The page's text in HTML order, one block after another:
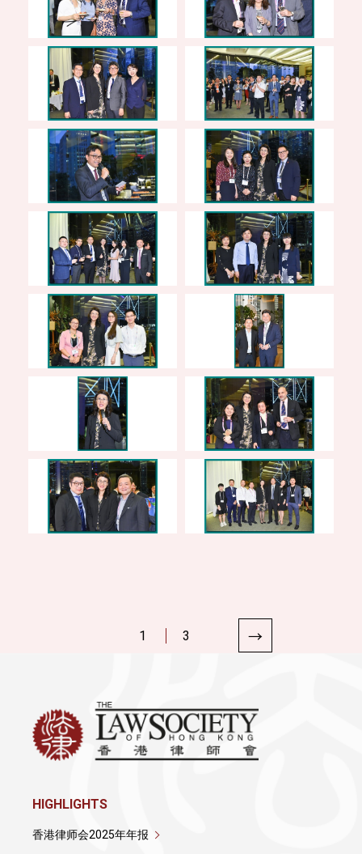
1 3
HIGHLIGHTS
香港律师会2025年年报